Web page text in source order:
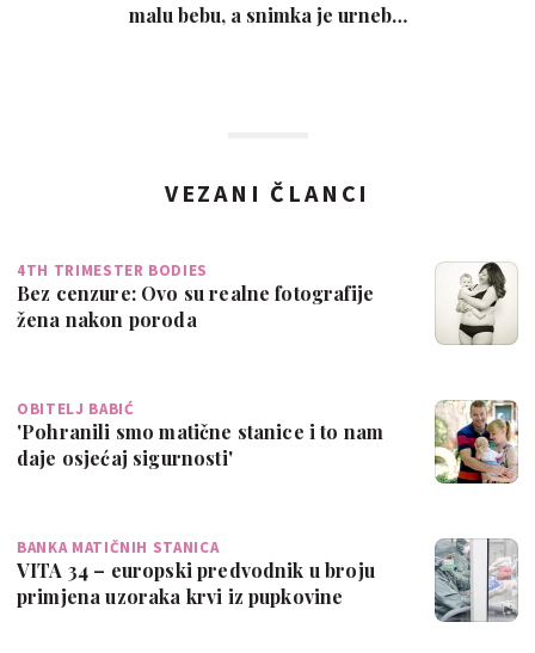
malu bebu, a snimka je urneb…
VEZANI ČLANCI
4TH TRIMESTER BODIES
Bez cenzure: Ovo su realne fotografije
žena nakon poroda
OBITELJ BABIĆ
'Pohranili smo matične stanice i to nam
daje osjećaj sigurnosti'
BANKA MATIČNIH STANICA
VITA 34 – europski predvodnik u broju
primjena uzoraka krvi iz pupkovine